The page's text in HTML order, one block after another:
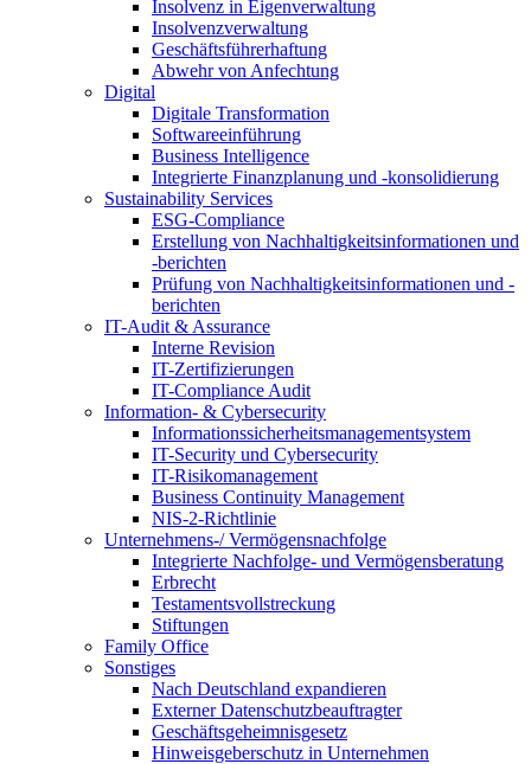
Insolvenz in Eigenverwaltung
Insolvenzverwaltung
Geschäftsführerhaftung
Abwehr von Anfechtung
Digital
Digitale Transformation
Softwareeinführung
Business Intelligence
Integrierte Finanzplanung und -konsolidierung
Sustainability Services
ESG-Compliance
Erstellung von Nachhaltigkeitsinformationen und
-berichten
Prüfung von Nachhaltigkeitsinformationen und -
berichten
IT-Audit & Assurance
Interne Revision
IT-Zertifizierungen
IT-Compliance Audit
Information- & Cybersecurity
Informationssicherheitsmanagementsystem
IT-Security und Cybersecurity
IT-Risikomanagement
Business Continuity Management
NIS-2-Richtlinie
Unternehmens-/Vermögensnachfolge
Integrierte Nachfolge- und Vermögensberatung
Erbrecht
Testamentsvollstreckung
Stiftungen
Family Office
Sonstiges
Nach Deutschland expandieren
Externer Datenschutzbeauftragter
Geschäftsgeheimnisgesetz
Hinweisgeberschutz in Unternehmen